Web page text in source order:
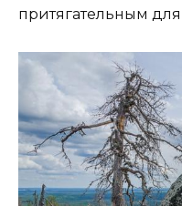
притягательным для